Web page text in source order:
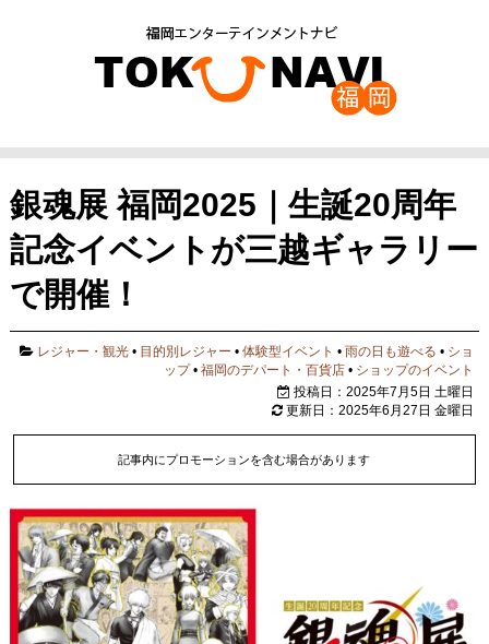
銀魂展 福岡2025｜生誕20周年
記念イベントが三越ギャラリー
で開催！
レジャー・観光 • 目的別レジャー •体験型イベント •雨の日も遊べる • ショ
ップ•福岡のデパート・百貨店 • ショップのイベント
投稿日：2025年7月5日 土曜日
更新日：2025年6月27日 金曜日
記事内にプロモーションを含む場合があります